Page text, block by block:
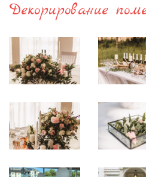
Декорирование